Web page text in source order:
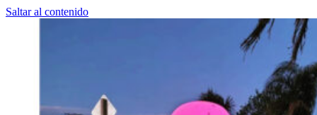
Saltar al contenido